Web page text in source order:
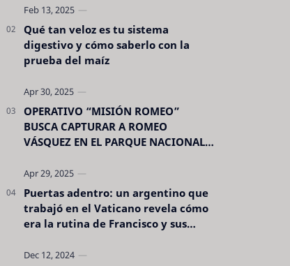
evidentes. Conocerlas puede pro…
Qué tan veloz es tu sistema
digestivo y cómo saberlo con la
prueba del maíz
OPERATIVO “MISIÓN ROMEO”
BUSCA CAPTURAR A ROMEO
VÁSQUEZ EN EL PARQUE NACIONAL
Puertas adentro: un argentino que
trabajó en el Vaticano revela cómo
era la rutina de Francisco y sus